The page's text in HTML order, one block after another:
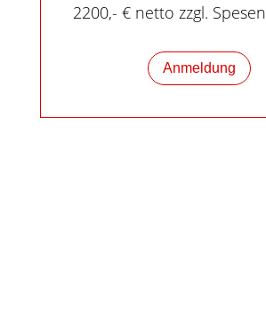
2200,- € netto zzgl. Spesen
Anmeldung